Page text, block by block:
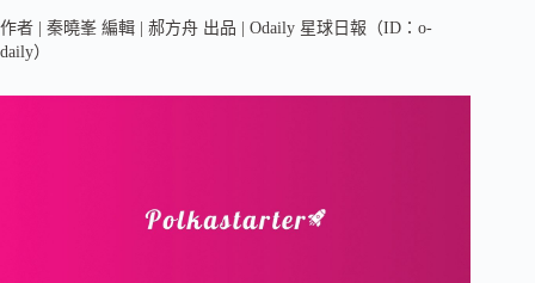
作者 | 秦曉峯 編輯 | 郝方舟 出品 | Odaily 星球日報（ID：o-
daily）